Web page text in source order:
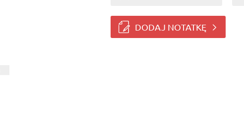
DODAJ NOTATKĘ